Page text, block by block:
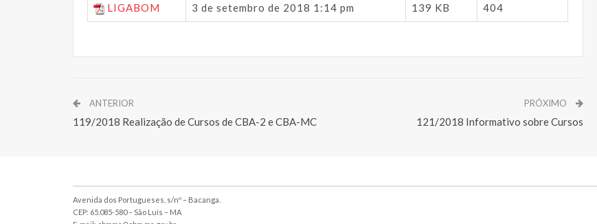
LIGABOM 3 de setembro de 2018 1:14 pm 139 KB 404
ANTERIOR
119/2018 Realização de Cursos de CBA-2 e CBA-MC
PRÓXIMO
121/2018 Informativo sobre Cursos
Avenida dos Portugueses, s/nº – Bacanga.
CEP: 65.085-580 – São Luís – MA